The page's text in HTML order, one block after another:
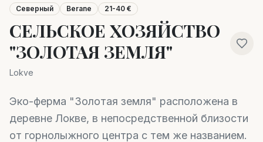
Северный Berane 21-40 €
СЕЛЬСКОЕ ХОЗЯЙСТВО
"ЗОЛОТАЯ ЗЕМЛЯ"
Lokve
Эко-ферма "Золотая земля" расположена в
деревне Локве, в непосредственной близости
от горнолыжного центра с тем же названием.